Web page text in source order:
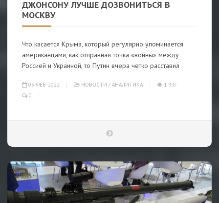
ДЖОНСОНУ ЛУЧШЕ ДОЗВОНИТЬСЯ В
МОСКВУ
Что касается Крыма, который регулярно упоминается
американцами, как отправная точка «войны» между
Россией и Украиной, то Путин вчера четко расставил
03-ФЕВ-2022 НОВОСТИ / АНАЛИТИКА
1 997
0